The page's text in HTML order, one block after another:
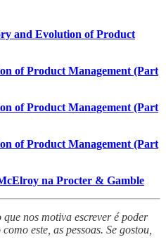
and Evolution of Product
of Product Management (Part
of Product Management (Part
of Product Management (Part
na Procter & Gamble
nos motiva escrever é poder
este, as pessoas. Se gostou,